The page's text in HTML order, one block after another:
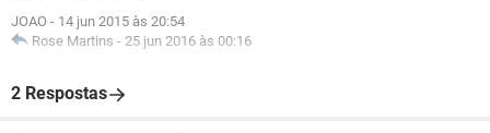
JOAO - 14 jun 2015 às 20:54
Rose Martins - 25 jun 2016 às 00:16
2 Respostas